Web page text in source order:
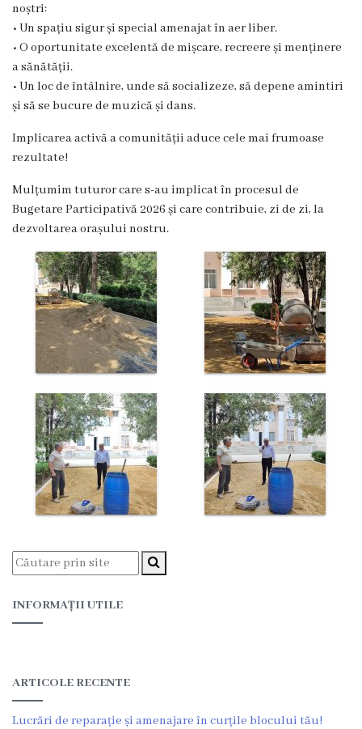
Proiecte
în
derulare
prioritare
finanțare
Proiecte
finalizate
Instituții
subordonate
Funcţii
vacante
Consiliul
Secretar
Consilieri
Consiliului
Consiliului
online
noștri:
• Un spațiu sigur și special amenajat în aer liber.
• O oportunitate excelentă de mișcare, recreere și menținere
a sănătății.
• Un loc de întâlnire, unde să socializeze, să depene amintiri
și să se bucure de muzică și dans.
Implicarea activă a comunității aduce cele mai frumoase
rezultate!
Mulțumim tuturor care s-au implicat în procesul de
Bugetare Participativă 2026 și care contribuie, zi de zi, la
dezvoltarea orașului nostru.
INFORMAȚII UTILE
ARTICOLE RECENTE
Lucrări de reparație și amenajare în curțile blocului tău!